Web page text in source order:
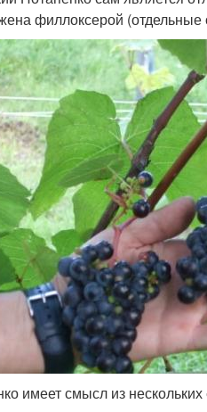
филлоксерой
имеет смысл из